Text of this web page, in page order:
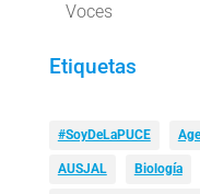
Voces
Etiquetas
#SoyDeLaPUCE
AUSJAL Biología